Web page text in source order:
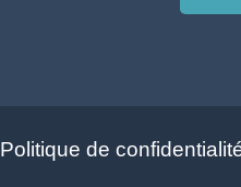
Politique de